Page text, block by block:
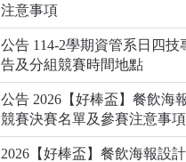
注意事項
公告 114-2學期資管系日四技
告及分組競賽時間地點
公告 2026【好棒盃】餐飲海
競賽決賽名單及參賽注意事
2026【好棒盃】餐飲海報設